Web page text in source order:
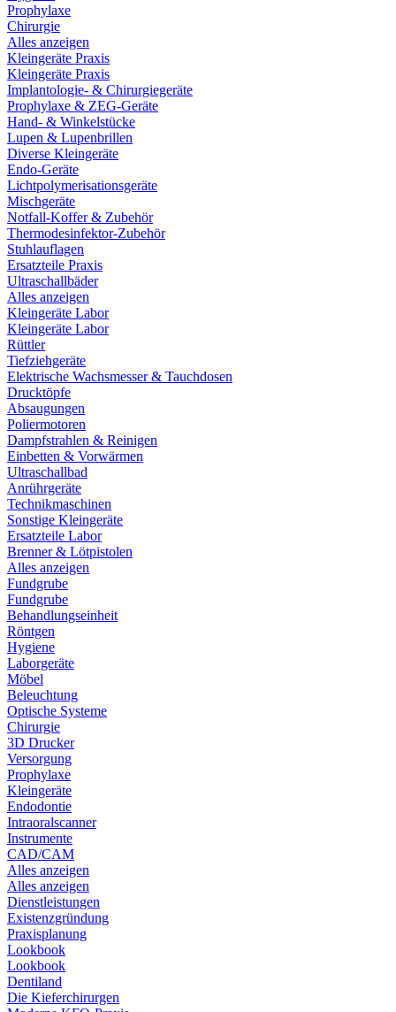
Prophylaxe
Chirurgie
Alles anzeigen
Kleingeräte Praxis
Kleingeräte Praxis
Implantologie- & Chirurgiegeräte
Prophylaxe & ZEG-Geräte
Hand- & Winkelstücke
Lupen & Lupenbrillen
Diverse Kleingeräte
Endo-Geräte
Lichtpolymerisationsgeräte
Mischgeräte
Notfall-Koffer & Zubehör
Thermodesinfektor-Zubehör
Stuhlauflagen
Ersatzteile Praxis
Ultraschallbäder
Alles anzeigen
Kleingeräte Labor
Kleingeräte Labor
Rüttler
Tiefziehgeräte
Elektrische Wachsmesser & Tauchdosen
Drucktöpfe
Absaugungen
Poliermotoren
Dampfstrahlen & Reinigen
Einbetten & Vorwärmen
Ultraschallbad
Anrührgeräte
Technikmaschinen
Sonstige Kleingeräte
Ersatzteile Labor
Brenner & Lötpistolen
Alles anzeigen
Fundgrube
Fundgrube
Behandlungseinheit
Röntgen
Hygiene
Laborgeräte
Möbel
Beleuchtung
Optische Systeme
Chirurgie
3D Drucker
Versorgung
Prophylaxe
Kleingeräte
Endodontie
Intraoralscanner
Instrumente
CAD/CAM
Alles anzeigen
Alles anzeigen
Dienstleistungen
Existenzgründung
Praxisplanung
Lookbook
Lookbook
Dentiland
Die Kieferchirurgen